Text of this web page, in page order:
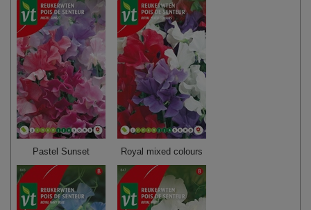
Pastel Sunset Royal mixed colours